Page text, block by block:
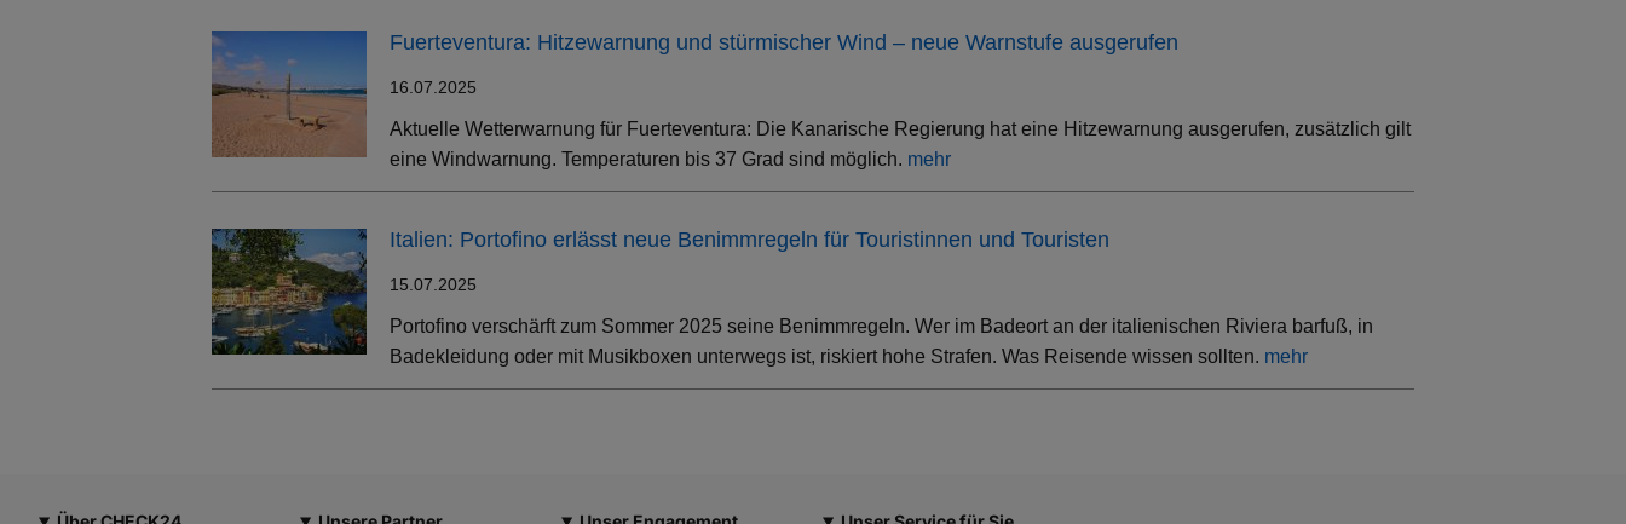
Fuerteventura: Hitzewarnung und stürmischer Wind – neue Warnstufe ausgerufen
16.07.2025
Aktuelle Wetterwarnung für Fuerteventura: Die Kanarische Regierung hat eine Hitzewarnung ausgerufen, zusätzlich gilt
eine Windwarnung. Temperaturen bis 37 Grad sind möglich. mehr
Italien: Portofino erlässt neue Benimmregeln für Touristinnen und Touristen
15.07.2025
Portofino verschärft zum Sommer 2025 seine Benimmregeln. Wer im Badeort an der italienischen Riviera barfuß, in
Badekleidung oder mit Musikboxen unterwegs ist, riskiert hohe Strafen. Was Reisende wissen sollten. mehr